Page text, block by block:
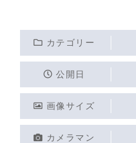
カテゴリー
公開日
画像サイズ
カメラマン